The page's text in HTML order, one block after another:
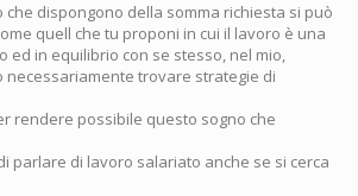
dispongono della somma richiesta si può
quell che tu proponi in cui il lavoro è una
ed in equilibrio con se stesso, nel mio,
necessariamente trovare strategie di
rendere possibile questo sogno che
parlare di lavoro salariato anche se si cerca